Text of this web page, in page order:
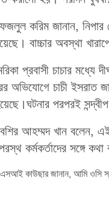
ফজলুল করিম জানান,
বাচ্চার অবস্থা
প্রবাসী চাচার মধ্যে
অভিযোগে চাচী ইসরাত
পরপরই
বশির আহম্মদ খান
কর্মকর্তাদের সঙ্গে
এসআই কাউছার জানান, আমি